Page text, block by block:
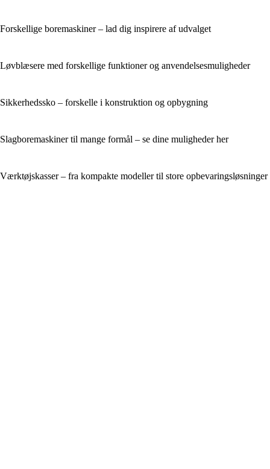
Forskellige boremaskiner – lad dig inspirere af udvalget
Løvblæsere med forskellige funktioner og anvendelsesmuligheder
Sikkerhedssko – forskelle i konstruktion og opbygning
Slagboremaskiner til mange formål – se dine muligheder her
Værktøjskasser – fra kompakte modeller til store opbevaringsløsninger